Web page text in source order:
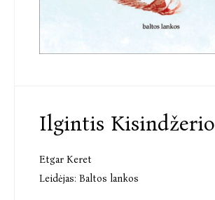
Ilgintis Kisindžerio
Etgar Keret
Leidėjas: Baltos lankos